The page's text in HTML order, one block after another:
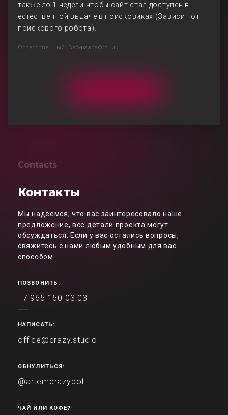
также до 1 недели чтобы сайт стал доступен в
естественной выдаче в поисковиках (Зависит от
поискового робота).
Ответственный: Веб-разработчик
Contacts
Контакты
Мы надеемся, что вас заинтересовало наше
предложение, все детали проекта могут
обсуждаться. Если у вас остались вопросы,
свяжитесь с нами любым удобным для вас
способом.
ПОЗВОНИТЬ:
+7 965 150 03 03
НАПИСАТЬ:
office@crazy.studio
ОБНУЛИТЬСЯ:
@artemcrazybot
ЧАЙ ИЛИ КОФЕ?